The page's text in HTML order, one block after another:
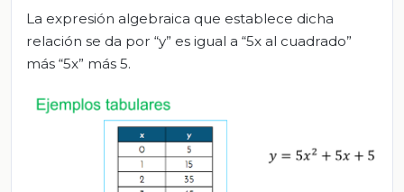
La expresión algebraica que establece dicha
relación se da por “y” es igual a “5x al cuadrado”
más “5x” más 5.